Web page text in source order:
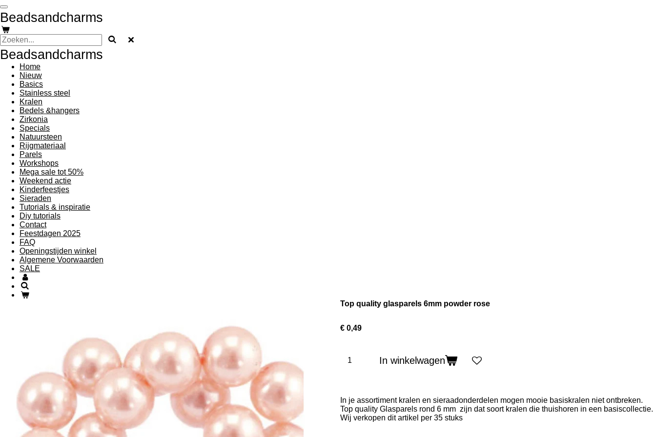
Ga
direct
naar
de
hoofdinhoud
Beadsandcharms
Beadsandcharms
Home
Nieuw
Basics
Stainless steel
Kralen
Bedels &hangers
Zirkonia
Specials
Natuursteen
Rijgmateriaal
Parels
Workshops
Mega sale tot 50%
Weekend actie
Kinderfeestjes
Sieraden
Tutorials & inspiratie
Diy tutorials
Contact
Feestdagen 2025
FAQ
Openingstijden winkel
Algemene Voorwaarden
SALE
Top quality glasparels 6mm powder rose
€ 0,49
In winkelwagen
In je assortiment kralen en sieraadonderdelen mogen mooie basiskralen niet ontbreken.
Top quality Glasparels rond 6 mm zijn dat soort kralen die thuishoren in een basiscollectie.
Wij verkopen dit artikel per 35 stuks